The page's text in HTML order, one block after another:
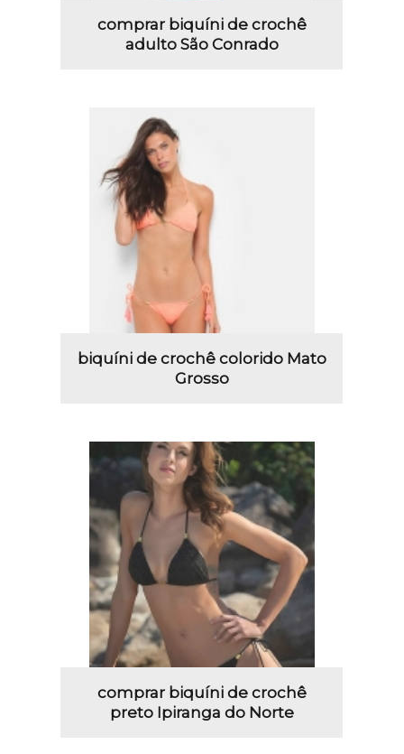
comprar biquíni de crochê
adulto São Conrado
biquíni de crochê colorido Mato
Grosso
comprar biquíni de crochê
preto Ipiranga do Norte